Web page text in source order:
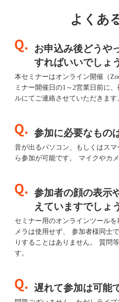
よくあ
お申込み後どうや
すればいいでしょ
本セミナーはオンライン開催（
ミナー開催日の1～2営業日前に
ルにてご連絡させていただきます
参加に必要なもの
音が出るパソコン、もしくはス
ら参加が可能です。 マイクやカ
参加者の顔の表示
えていますでしょ
セミナー用のオンラインツール
メラは使用せず、 参加者様同士
りすることはありません。 質問
す。
遅れて参加は可能